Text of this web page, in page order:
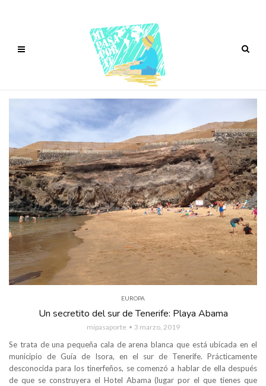
EUROPA
Un secretito del sur de Tenerife: Playa Abama
mipasaporte 3 marzo, 2019
Se trata de una pequeña cala de arena blanca que está ubicada en el
municipio de Guía de Isora, en el sur de Tenerife. Prácticamente
desconocida para los tinerfeños, se comenzó a hablar de ella después
de que se construyera el Hotel Abama (lugar por el que tienes que